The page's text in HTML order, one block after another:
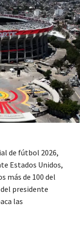
de fútbol 2026,
Estados Unidos,
más de 100 del
presidente
las